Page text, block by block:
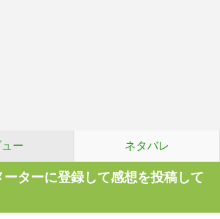
ー ネタバレ
ターに登録して感想を投稿して